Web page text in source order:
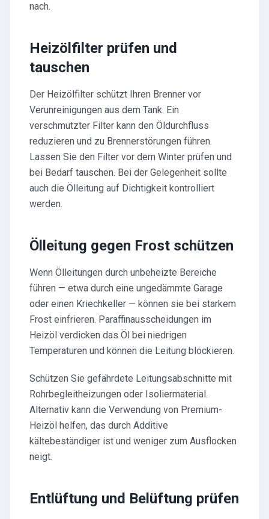
nach.
Heizölfilter prüfen und
tauschen
Der Heizölfilter schützt Ihren Brenner vor
Verunreinigungen aus dem Tank. Ein
verschmutzter Filter kann den Öldurchfluss
reduzieren und zu Brennerstörungen führen.
Lassen Sie den Filter vor dem Winter prüfen und
bei Bedarf tauschen. Bei der Gelegenheit sollte
auch die Ölleitung auf Dichtigkeit kontrolliert
werden.
Ölleitung gegen Frost schützen
Wenn Ölleitungen durch unbeheizte Bereiche
führen — etwa durch eine ungedämmte Garage
oder einen Kriechkeller — können sie bei starkem
Frost einfrieren. Paraffinausscheidungen im
Heizöl verdicken das Öl bei niedrigen
Temperaturen und können die Leitung blockieren.
Schützen Sie gefährdete Leitungsabschnitte mit
Rohrbegleitheizungen oder Isoliermaterial.
Alternativ kann die Verwendung von Premium-
Heizöl helfen, das durch Additive
kältebeständiger ist und weniger zum Ausflocken
neigt.
Entlüftung und Belüftung prüfen